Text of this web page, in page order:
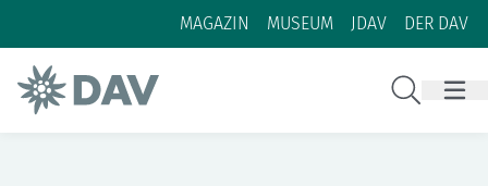
Zum Inhalt
Zur Footer-Navigation
MAGAZIN MUSEUM JDAV DER DAV